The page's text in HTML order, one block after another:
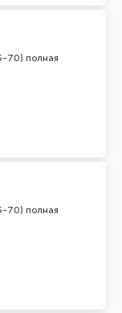
70) полная
70) полная